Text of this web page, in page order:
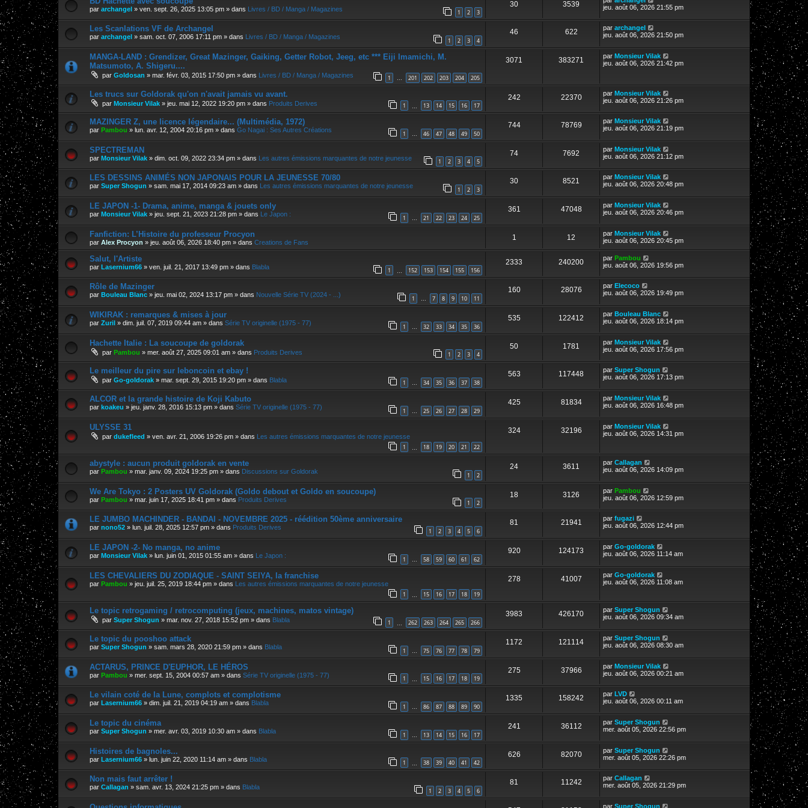
par archangel » ven. sept. 26, 2025 13:05 pm » dans Livres / BD / Manga / Magazines 1 2 3
30 3539
jeu. août 06, 2026 21:55 pm
Les Scanlations VF de Archangel
par archangel » sam. oct. 07, 2006 17:11 pm » dans Livres / BD / Manga / Magazines 1 2 3 4
46 622 par archangel
jeu. août 06, 2026 21:50 pm
MANGA-LAND : Grendizer, Great Mazinger, Gaiking, Getter Robot, Jeeg, etc *** Eiji Imamichi, M.
Matsumoto, A. Shigeru....
par Goldosan » mar. févr. 03, 2015 17:50 pm » dans Livres / BD / Manga / Magazines 1 201 202 203 204 205
3071 383271 par Monsieur Vilak
jeu. août 06, 2026 21:42 pm
Les trucs sur Goldorak qu'on n'avait jamais vu avant.
par Monsieur Vilak » jeu. mai 12, 2022 19:20 pm » dans Produits Derives 1 13 14 15 16 17
242 22370 par Monsieur Vilak
jeu. août 06, 2026 21:26 pm
MAZINGER Z, une licence légendaire... (Multimédia, 1972)
par Pambou » lun. avr. 12, 2004 20:16 pm » dans Go Nagai : Ses Autres Créations 1 … 46 47 48 49 50
744 78769 par Monsieur Vilak
jeu. août 06, 2026 21:19 pm
SPECTREMAN
par Monsieur Vilak » dim. oct. 09, 2022 23:34 pm » dans Les autres émissions marquantes de notre jeunesse 1 2 3 4 5
74 7692 par Monsieur Vilak
jeu. août 06, 2026 21:12 pm
LES DESSINS ANIMÉS NON JAPONAIS POUR LA JEUNESSE 70/80
par Super Shogun » sam. mai 17, 2014 09:23 am » dans Les autres émissions marquantes de notre jeunesse 1 2 3
30 8521 par Monsieur Vilak
jeu. août 06, 2026 20:48 pm
LE JAPON -1- Drama, anime, manga & jouets only
par Monsieur Vilak » jeu. sept. 21, 2023 21:28 pm » dans Le Japon : 1 … 21 22 23 24 25
361 47048 par Monsieur Vilak
jeu. août 06, 2026 20:46 pm
Fanfiction: L’Histoire du professeur Procyon
par Alex Procyon » jeu. août 06, 2026 18:40 pm » dans Creations de Fans
1 12 par Monsieur Vilak
jeu. août 06, 2026 20:45 pm
Salut, l'Artiste
par Lasernium66 » ven. juil. 21, 2017 13:49 pm » dans Blabla 1 152 153 154 155 156
2333 240200 par Pambou
jeu. août 06, 2026 19:56 pm
Rôle de Mazinger
par Bouleau Blanc » jeu. mai 02, 2024 13:17 pm » dans Nouvelle Série TV (2024 - ...) 1 … 7 8 9 10 11
160 28076 par Elecoco
jeu. août 06, 2026 19:49 pm
WIKIRAK : remarques & mises à jour
par Zuril » dim. juil. 07, 2019 09:44 am » dans Série TV originelle (1975 - 77) 1 … 32 33 34 35 36
535 122412 par Bouleau Blanc
jeu. août 06, 2026 18:14 pm
Hachette Italie : La soucoupe de goldorak
par Pambou » mer. août 27, 2025 09:01 am » dans Produits Derives 1 2 3 4
50 1781 par Monsieur Vilak
jeu. août 06, 2026 17:56 pm
Le meilleur du pire sur leboncoin et ebay !
par Go-goldorak » mar. sept. 29, 2015 19:20 pm » dans Blabla 1 … 34 35 36 37 38
563 117448 par Super Shogun
jeu. août 06, 2026 17:13 pm
ALCOR et la grande histoire de Koji Kabuto
par koakeu » jeu. janv. 28, 2016 15:13 pm » dans Série TV originelle (1975 - 77) 1 … 25 26 27 28 29
425 81834 par Monsieur Vilak
jeu. août 06, 2026 16:48 pm
ULYSSE 31
par dukefleed » ven. avr. 21, 2006 19:26 pm » dans Les autres émissions marquantes de notre jeunesse
1 18 19 20 21 22
324 32196 par Monsieur Vilak
jeu. août 06, 2026 14:31 pm
abystyle : aucun produit goldorak en vente
par Pambou » mar. janv. 09, 2024 19:25 pm » dans Discussions sur Goldorak 1 2
24 3611 par Callagan
jeu. août 06, 2026 14:09 pm
We Are Tokyo : 2 Posters UV Goldorak (Goldo debout et Goldo en soucoupe)
par Pambou » mar. juin 17, 2025 18:41 pm » dans Produits Derives 1 2
18 3126 par Pambou
jeu. août 06, 2026 12:59 pm
LE JUMBO MACHINDER - BANDAI - NOVEMBRE 2025 - réédition 50ème anniversaire
par nono52 » lun. juil. 28, 2025 12:57 pm » dans Produits Derives 1 2 3 4 5 6
81 21941 par fugazi
jeu. août 06, 2026 12:44 pm
LE JAPON -2- No manga, no anime
par Monsieur Vilak » lun. juin 01, 2015 01:55 am » dans Le Japon : 1 … 58 59 60 61 62
920 124173 par Go-goldorak
jeu. août 06, 2026 11:14 am
LES CHEVALIERS DU ZODIAQUE - SAINT SEIYA, la franchise
par Pambou » jeu. juil. 25, 2019 18:44 pm » dans Les autres émissions marquantes de notre jeunesse
1 15 16 17 18 19
278 41007 par Go-goldorak
jeu. août 06, 2026 11:08 am
Le topic retrogaming / retrocomputing (jeux, machines, matos vintage)
par Super Shogun » mar. nov. 27, 2018 15:52 pm » dans Blabla 1 262 263 264 265 266
3983 426170 par Super Shogun
jeu. août 06, 2026 09:34 am
Le topic du pooshoo attack
par Super Shogun » sam. mars 28, 2020 21:59 pm » dans Blabla 1 … 75 76 77 78 79
1172 121114 par Super Shogun
jeu. août 06, 2026 08:30 am
ACTARUS, PRINCE D'EUPHOR, LE HÉROS
par Pambou » mer. sept. 15, 2004 00:57 am » dans Série TV originelle (1975 - 77) 1 15 16 17 18 19
275 37966 par Monsieur Vilak
jeu. août 06, 2026 00:21 am
Le vilain coté de la Lune, complots et complotisme
par Lasernium66 » dim. juil. 21, 2019 04:19 am » dans Blabla 1 … 86 87 88 89 90
1335 158242 par LVD
jeu. août 06, 2026 00:11 am
Le topic du cinéma
par Super Shogun » mer. avr. 03, 2019 10:30 am » dans Blabla 1 … 13 14 15 16 17
241 36112 par Super Shogun
mer. août 05, 2026 22:56 pm
Histoires de bagnoles...
par Lasernium66 » lun. juin 22, 2020 11:14 am » dans Blabla 1 38 39 40 41 42
626 82070 par Super Shogun
mer. août 05, 2026 22:26 pm
Non mais faut arrêter !
par Callagan » sam. avr. 13, 2024 21:25 pm » dans Blabla 1 2 3 4 5 6
81 11242 par Callagan
mer. août 05, 2026 21:29 pm
par Super Shogun